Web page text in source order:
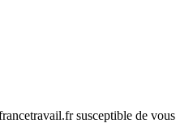
susceptible de vous